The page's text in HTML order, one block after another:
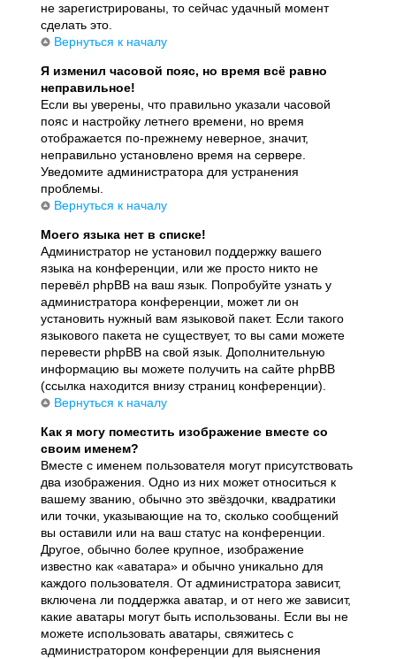
не зарегистрированы, то сейчас удачный момент
сделать это.
Вернуться к началу
Я изменил часовой пояс, но время всё равно
неправильное!
Если вы уверены, что правильно указали часовой
пояс и настройку летнего времени, но время
отображается по-прежнему неверное, значит,
неправильно установлено время на сервере.
Уведомите администратора для устранения
проблемы.
Вернуться к началу
Моего языка нет в списке!
Администратор не установил поддержку вашего
языка на конференции, или же просто никто не
перевёл phpBB на ваш язык. Попробуйте узнать у
администратора конференции, может ли он
установить нужный вам языковой пакет. Если такого
языкового пакета не существует, то вы сами можете
перевести phpBB на свой язык. Дополнительную
информацию вы можете получить на сайте phpBB
(ссылка находится внизу страниц конференции).
Вернуться к началу
Как я могу поместить изображение вместе со
своим именем?
Вместе с именем пользователя могут присутствовать
два изображения. Одно из них может относиться к
вашему званию, обычно это звёздочки, квадратики
или точки, указывающие на то, сколько сообщений
вы оставили или на ваш статус на конференции.
Другое, обычно более крупное, изображение
известно как «аватара» и обычно уникально для
каждого пользователя. От администратора зависит,
включена ли поддержка аватар, и от него же зависит,
какие аватары могут быть использованы. Если вы не
можете использовать аватары, свяжитесь с
администратором конференции для выяснения